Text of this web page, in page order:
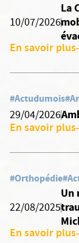
10/07/2026
La
En savoir plus
#Actudumois
29/04/2026
En savoir plus
#Orthopédie
22/08/2025
Un
En savoir plus